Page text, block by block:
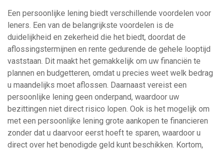
Een persoonlijke lening biedt verschillende voordelen voor
leners. Een van de belangrijkste voordelen is de
duidelijkheid en zekerheid die het biedt, doordat de
aflossingstermijnen en rente gedurende de gehele looptijd
vaststaan. Dit maakt het gemakkelijk om uw financiën te
plannen en budgetteren, omdat u precies weet welk bedrag
u maandelijks moet aflossen. Daarnaast vereist een
persoonlijke lening geen onderpand, waardoor uw
bezittingen niet direct risico lopen. Ook is het mogelijk om
met een persoonlijke lening grote aankopen te financieren
zonder dat u daarvoor eerst hoeft te sparen, waardoor u
direct over het benodigde geld kunt beschikken. Kortom,